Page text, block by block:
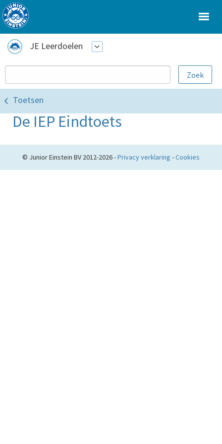
JE Leerdoelen
Toetsen
De IEP Eindtoets
© Junior Einstein BV 2012-2026 -Privacy verklaring -Cookies